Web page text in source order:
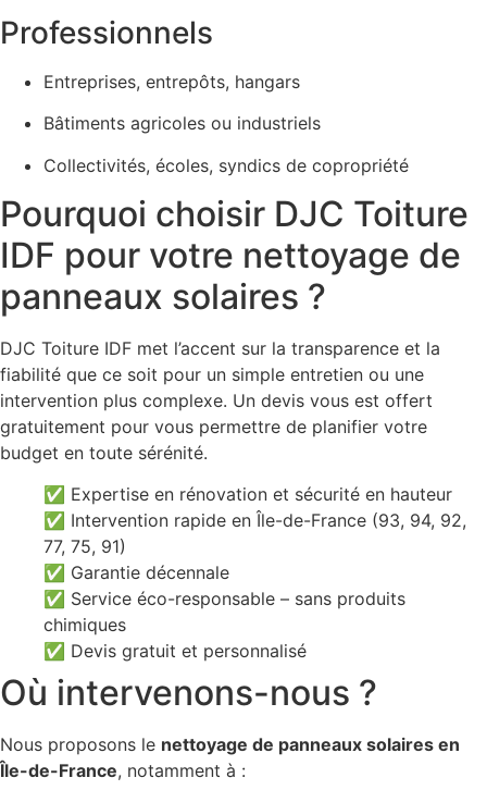
Professionnels
Entreprises, entrepôts, hangars
Bâtiments agricoles ou industriels
Collectivités, écoles, syndics de copropriété
Pourquoi choisir DJC Toiture
IDF pour votre nettoyage de
panneaux solaires ?
DJC Toiture IDF met l’accent sur la transparence et la
fiabilité que ce soit pour un simple entretien ou une
intervention plus complexe. Un devis vous est offert
gratuitement pour vous permettre de planifier votre
budget en toute sérénité.
✅ Expertise en rénovation et sécurité en hauteur
✅ Intervention rapide en Île-de-France (93, 94, 92,
77, 75, 91)
✅ Garantie décennale
✅ Service éco-responsable – sans produits
chimiques
✅ Devis gratuit et personnalisé
Où intervenons-nous ?
Nous proposons le nettoyage de panneaux solaires en
Île-de-France, notamment à :